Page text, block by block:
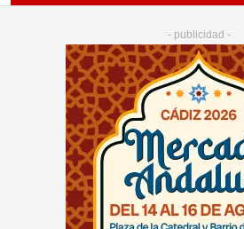
- publicidad -